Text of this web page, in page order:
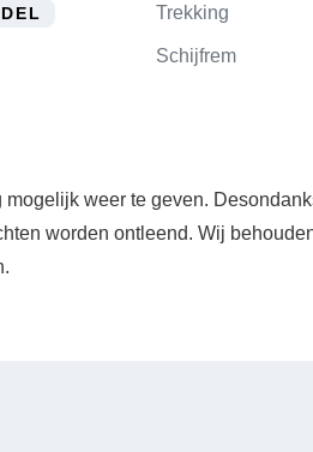
Trekking
Schijfrem
weer te geven.
worden ontleend. Wij